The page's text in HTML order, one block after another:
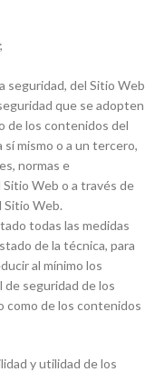
seguridad, del Sitio Web
que se adopten
de los contenidos del
mismo o a un tercero,
normas e
Web o a través de
Sitio Web.
todas las medidas
de la técnica, para
al mínimo los
de seguridad de los
como de los contenidos
y utilidad de los